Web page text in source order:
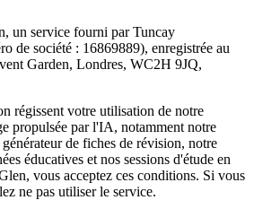
un service fourni par Tuncay
de société : 16869889), enregistrée au
Garden, Londres, WC2H 9JQ,
régissent votre utilisation de notre
propulsée par l'IA, notamment notre
de fiches de révision, notre
éducatives et nos sessions d'étude en
vous acceptez ces conditions. Si vous
ne pas utiliser le service.